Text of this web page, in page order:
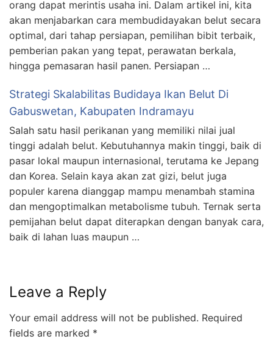
orang dapat merintis usaha ini. Dalam artikel ini, kita
akan menjabarkan cara membudidayakan belut secara
optimal, dari tahap persiapan, pemilihan bibit terbaik,
pemberian pakan yang tepat, perawatan berkala,
hingga pemasaran hasil panen. Persiapan …
Strategi Skalabilitas Budidaya Ikan Belut Di
Gabuswetan, Kabupaten Indramayu
Salah satu hasil perikanan yang memiliki nilai jual
tinggi adalah belut. Kebutuhannya makin tinggi, baik di
pasar lokal maupun internasional, terutama ke Jepang
dan Korea. Selain kaya akan zat gizi, belut juga
populer karena dianggap mampu menambah stamina
dan mengoptimalkan metabolisme tubuh. Ternak serta
pemijahan belut dapat diterapkan dengan banyak cara,
baik di lahan luas maupun …
Leave a Reply
Your email address will not be published. Required
fields are marked *